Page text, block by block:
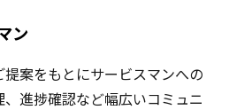
ン
案をもとにサービスマンへの
進捗確認など幅広いコミュニ